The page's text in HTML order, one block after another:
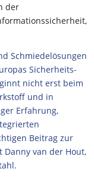
der
Schmiedelösungen
Sicherheits-
nicht erst beim
und in
Erfahrung,
Beitrag zur
Danny van der Hout,